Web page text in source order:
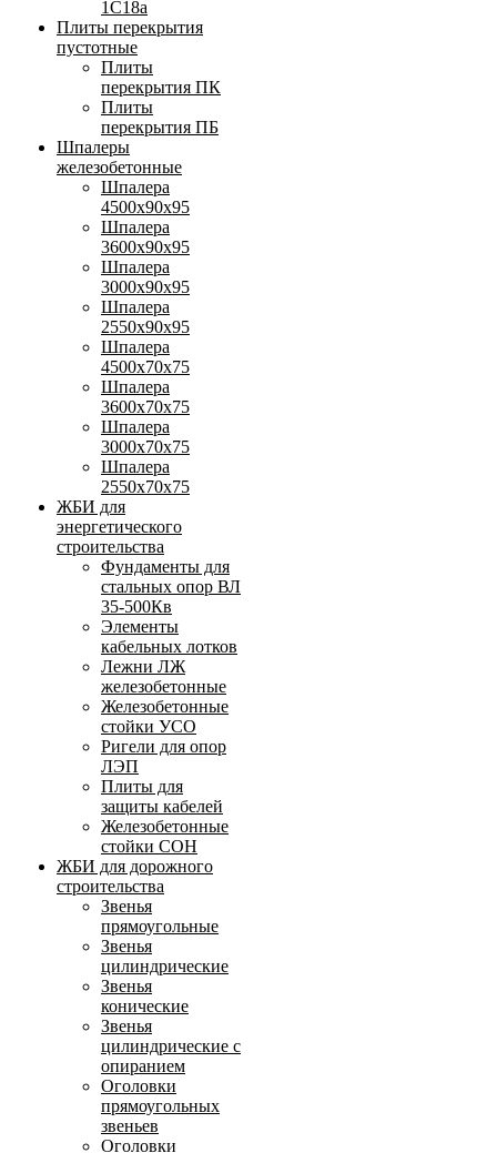
1С18а
Плиты перекрытия
пустотные
Плиты
перекрытия ПК
Плиты
перекрытия ПБ
Шпалеры
железобетонные
Шпалера
4500х90х95
Шпалера
3600х90х95
Шпалера
3000х90х95
Шпалера
2550х90х95
Шпалера
4500х70х75
Шпалера
3600х70х75
Шпалера
3000х70х75
Шпалера
2550х70х75
ЖБИ для
энергетического
строительства
Фундаменты для
стальных опор ВЛ
35-500Кв
Элементы
кабельных лотков
Лежни ЛЖ
железобетонные
Железобетонные
стойки УСО
Ригели для опор
ЛЭП
Плиты для
защиты кабелей
Железобетонные
стойки СОН
ЖБИ для дорожного
строительства
Звенья
прямоугольные
Звенья
цилиндрические
Звенья
конические
Звенья
цилиндрические с
опиранием
Оголовки
прямоугольных
звеньев
Оголовки